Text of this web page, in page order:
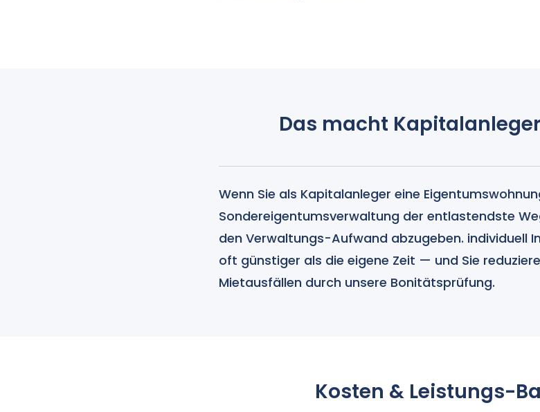
Das macht
Wenn Sie als Kapitalanleger eine
Sondereigentumsverwaltung der entlastendste
den Verwaltungs-Aufwand abzugeben. individuell
oft günstiger als die eigene Zeit — und Sie
Mietausfällen durch unsere Bonitätsprüfung.
Kosten & Leistungs-